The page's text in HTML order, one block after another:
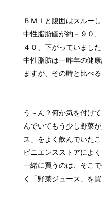
ＢＭＩと腹囲はスルー
中性脂肪値が約－９０
４０、下がっていまし
中性脂肪は一昨年の健
ますが、その時と比べ
う～ん？何か気を付け
んでいてもう少し野菜
ス」をよく飲んでいた
ビニエンスストアによ
一緒に買うのは、そこ
く「野菜ジュース」を